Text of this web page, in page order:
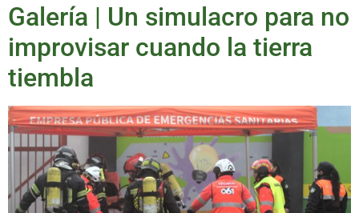
Galería | Un simulacro para no
improvisar cuando la tierra
tiembla